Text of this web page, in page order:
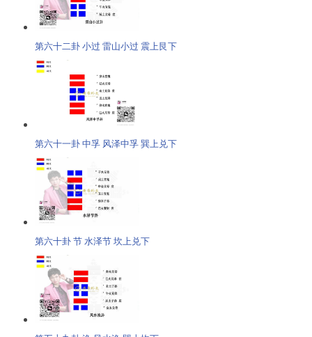
第六十二卦 小过 雷山小过 震上艮下
第六十一卦 中孚 风泽中孚 巽上兑下
第六十卦 节 水泽节 坎上兑下